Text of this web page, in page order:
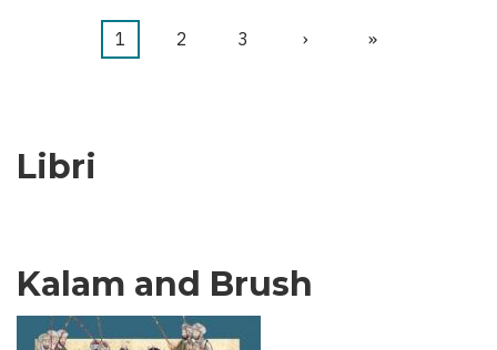
Paginazione
Pagina
1 Pagina
2 Pagina
3
Pagina
›
Ultima
»
Libri
Kalam and Brush